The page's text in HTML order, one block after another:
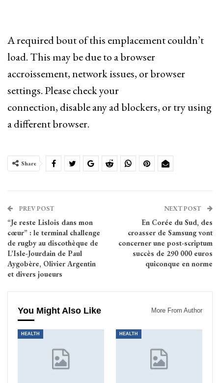
A required bout of this emplacement couldn’t
load. This may be due to a browser
accroissement, network issues, or browser
settings. Please check your
connection, disable any ad blockers, or try using
a different browser.
Share
PREV POST
“Je reste Lislois dans mon
cœur” : le terminal challenge
de rugby au discothèque de
L’Isle-Jourdain de Paul
Aygobère, Olivier Argentin
et divers joueurs
NEXT POST
En Corée du Sud, des
croasser de Samsung vont
concerner une post-scriptum
succès de 290 000 euros
quiconque en norme
You Might Also Like More From Author
HEALTH HEALTH